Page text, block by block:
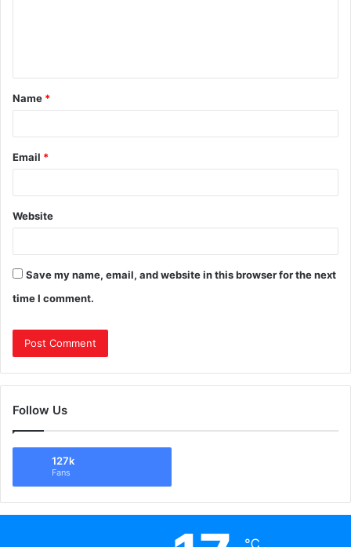
Name *
Email *
Website
Save my name, email, and website in this browser for the next
time I comment.
Follow Us
127k
Fans
℃